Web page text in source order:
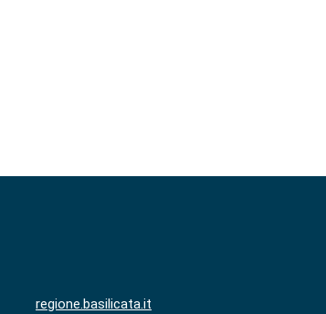
regione.basilicata.it